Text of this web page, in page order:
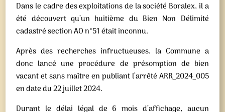
Dans le cadre des exploitations de la société Boralex, il a
été découvert qu’un huitième du Bien Non Délimité
cadastré section AO n°51 était inconnu.
Après des recherches infructueuses, la Commune a
donc lancé une procédure de présomption de bien
vacant et sans maître en publiant l’arrêté ARR_2024_005
en date du 22 juillet 2024.
Durant le délai légal de 6 mois d’affichage, aucun